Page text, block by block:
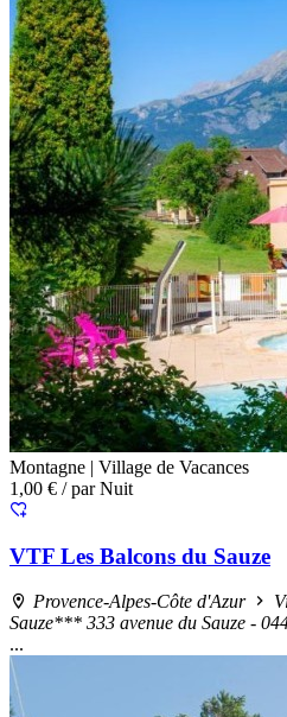
Montagne | Village de Vacances
1,00 € / par Nuit
VTF Les Balcons du Sauze
Provence-Alpes-Côte d'Azur
Sauze*** 333 avenue du Sauze -
...